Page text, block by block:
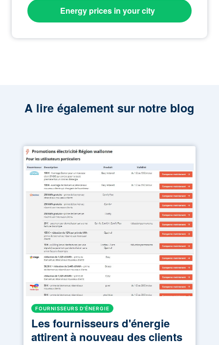
Energy prices in your city
A lire également sur notre blog
FOURNISSEURS D'ÉNERGIE
Les fournisseurs d'énergie
attirent à nouveau des clients